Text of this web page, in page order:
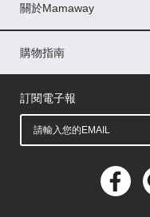
印尼
菲律賓
馬來西亞
關於Mamaway
門市據點
最新消息
品牌故事
人力招募
媒體花絮
隱私權聲明
CSR企業社會責任
購物指南
購物常見問題
退換貨問題
儲值金使用條款
購買儲值金
發票問題
會員權益
線上留言
吸乳器-免費體驗
訂閱電子報